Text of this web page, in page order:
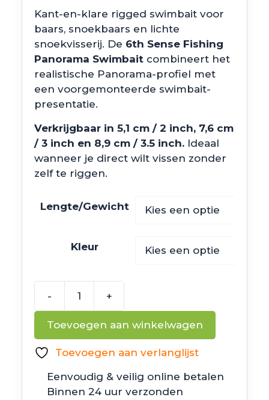
tot
€11.99
Kant-en-klare rigged swimbait voor
baars, snoekbaars en lichte
snoekvisserij. De 6th Sense Fishing
Panorama Swimbait combineert het
realistische Panorama-profiel met
een voorgemonteerde swimbait-
presentatie.
Verkrijgbaar in 5,1 cm / 2 inch, 7,6 cm
/ 3 inch en 8,9 cm / 3.5 inch. Ideaal
wanneer je direct wilt vissen zonder
zelf te riggen.
Lengte/Gewicht
Kleur
-
Fishing
Panorama
aantal
+
Toevoegen aan winkelwagen
Toevoegen aan verlanglijst
Eenvoudig & veilig online betalen
Binnen 24 uur verzonden